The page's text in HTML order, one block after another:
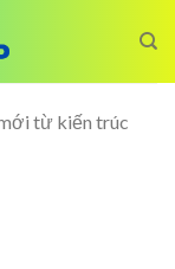
từ kiến trúc